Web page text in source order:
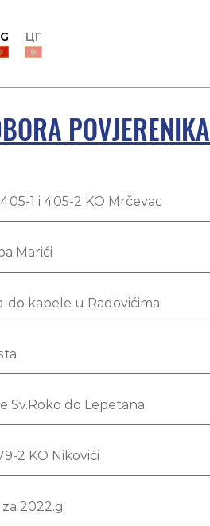
ЦГ
POVJERENIKA
1 i 405-2 KO Mrčevac
Marići
do kapele u Radovićima
Sv.Roko do Lepetana
2 KO Nikovići
2022.g